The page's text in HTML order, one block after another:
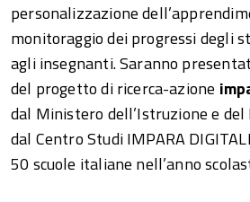
personalizzazione
monitoraggio dei progressi degli
agli insegnanti. Saranno
del progetto di ricerca-azione
dal Ministero dell’Istruzione e
dal Centro Studi IMPARA
50 scuole italiane nell’anno